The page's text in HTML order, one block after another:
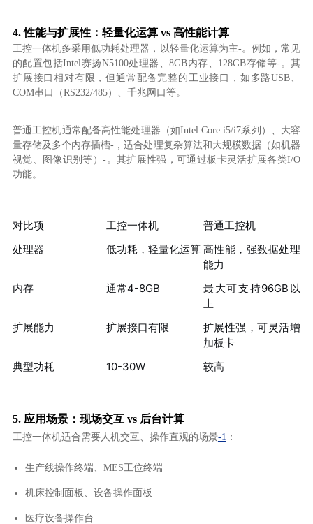
4. 性能与扩展性：轻量化运算 vs 高性能计算
工控一体机多采用低功耗处理器，以轻量化运算为主-。例如，常见
的配置包括Intel赛扬N5100处理器、8GB内存、128GB存储等-。其
扩展接口相对有限，但通常配备完整的工业接口，如多路USB、
COM串口（RS232/485）、千兆网口等。
普通工控机通常配备高性能处理器（如Intel Core i5/i7系列）、大容
量存储及多个内存插槽-，适合处理复杂算法和大规模数据（如机器
视觉、图像识别等）-。其扩展性强，可通过板卡灵活扩展各类I/O
功能。
对比项 工控一体机
普通工控机
处理器
低功耗，轻量化运算 高性能，强数据处理
能力
内存
通常4-8GB
最大可支持96GB以
上
扩展能力
扩展接口有限
扩展性强，可灵活增
加板卡
典型功耗
10-30W 较高
5. 应用场景：现场交互 vs 后台计算
工控一体机适合需要人机交互、操作直观的场景-1 ：
生产线操作终端、MES工位终端
机床控制面板、设备操作面板
医疗设备操作台